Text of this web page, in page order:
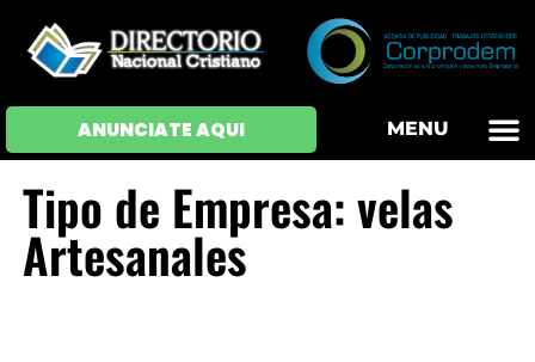
ANUNCIATE AQUI MENU
Tipo de Empresa: velas
Artesanales